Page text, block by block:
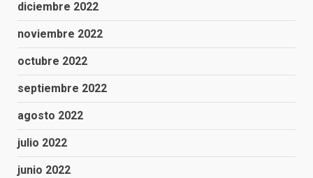
diciembre 2022
noviembre 2022
octubre 2022
septiembre 2022
agosto 2022
julio 2022
junio 2022